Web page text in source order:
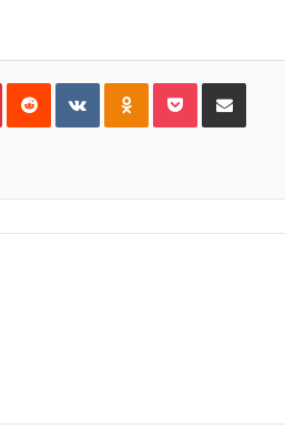
PinterestReddit VKontakteOdnoklassniki
PocketCompartir por Correo